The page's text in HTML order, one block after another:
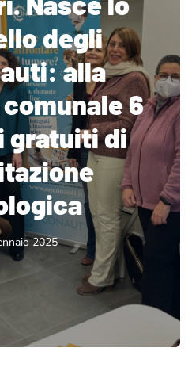
degli
alla
6
gratuiti di
2025